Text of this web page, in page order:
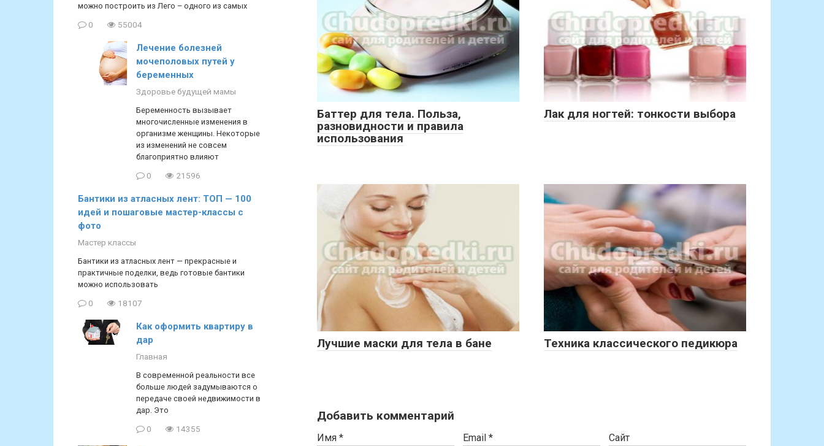
Баттер для тела. Польза,
разновидности и правила
использования
Лак для ногтей: тонкости выбора
Лучшие маски для тела в бане Техника классического педикюра
Добавить комментарий
Имя * Email * Сайт
можно построить из Лего – одного из самых
0 55004
Лечение болезней
мочеполовых путей у
беременных
Здоровье будущей мамы
Беременность вызывает
многочисленные изменения в
организме женщины. Некоторые
из изменений не совсем
благоприятно влияют
0 21596
Бантики из атласных лент: ТОП — 100
идей и пошаговые мастер-классы с
фото
Мастер классы
Бантики из атласных лент — прекрасные и
практичные поделки, ведь готовые бантики
можно использовать
0 18107
Как оформить квартиру в
дар
Главная
В современной реальности все
больше людей задумываются о
передаче своей недвижимости в
дар. Это
0 14355